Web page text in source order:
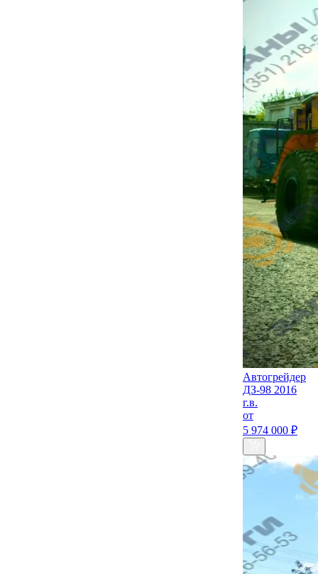
Автогрейдер
ДЗ-98 2016
г.в.
от
5 974 000 ₽